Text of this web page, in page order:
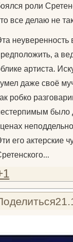
роли
все делаю не
а
артиста.
даже своё
робко
было
его актерские